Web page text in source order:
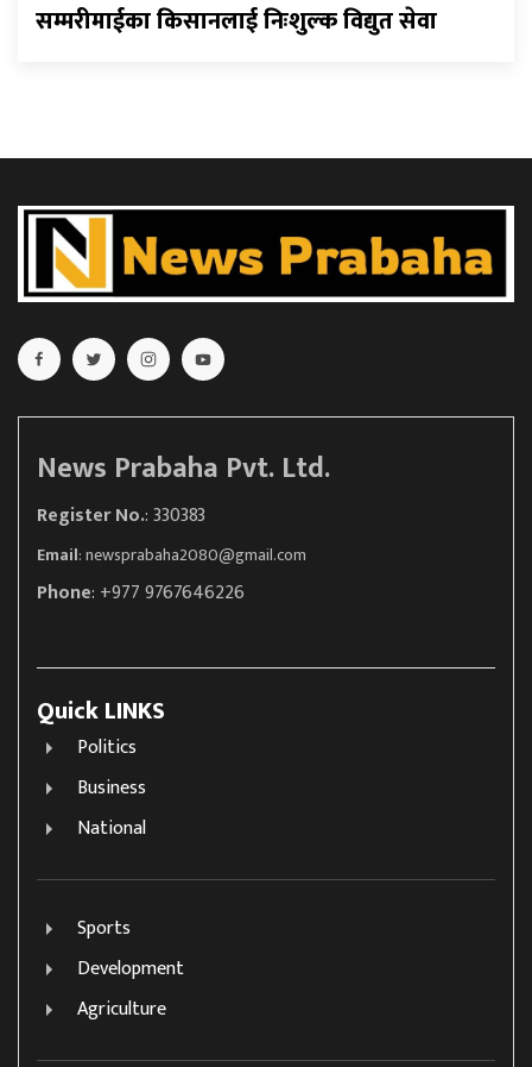
सम्मरीमाईका किसानलाई निःशुल्क विद्युत सेवा
News Prabaha Pvt. Ltd.
Register No.: 330383
Email:newsprabaha2080@gmail.com
Phone: +977 9767646226
Quick LINKS
Politics
Business
National
Sports
Development
Agriculture